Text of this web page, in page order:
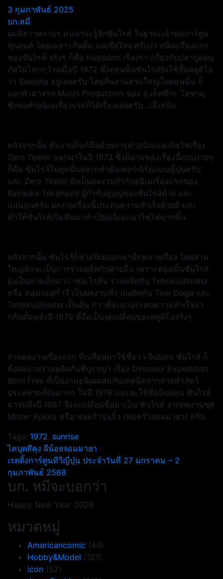
3 กุมภาพันธ์ 2025
บก.หมี
ผมคิดว่าหลายๆ คนน่าจะรู้จักซันไรส์ ในฐานะเจ้าพ่อการ์ตูน
หุ่นยนต์ โดยเฉพาะกันดั้ม แต่เชื่อไหมครับว่า อนิเมเรื่องแรก
ของซันไรส์ จริงๆ ก็คือ Hazedon เรื่องราวเกี่ยวกับปลาบู่ผจญ
ภัยในโลกกว้างเมื่อปี 1972 ซึ่งตอนนั้นซันไรส์ยังใช้ชื่อสตูดิโอ
ว่า Soeisha อยู่เลยครับ โดยทีมงานส่วนใหญ่ในตอนนั้น ก็
แยกตัวมาจาก Mushi Production ของ อ.เท็ตซึกะ โอซามุ
ซึ่งพอทำอนิเมเรื่องแรกก็ได้เรื่องเลยครับ…เจ๊งสนิท
หลังจากนั้น ทีมงานก็แก้มือด้วยการทำอนิเมแนวไซไฟเรื่อง
Zero Tester ออกมาในปี 1973 ซึ่งนิยามของเรื่องนี้แบบง่ายๆ
ก็คือ ซันไรส์ในยุคนั้นอยากทำธันเดอร์เบิร์ดแบบญี่ปุ่นครับ
และ Zero Tester ยังเป็นผลงานกำกับอนิเมเรื่องแรกของ
Ryosuke Takahashi ผู้กำกับคู่บุญของซันไรส์ด้วย และ
แน่นอนครับ ผลงานเรื่องนี้ประสบความสำเร็จด้วยดี และ
ทำให้ซันไรส์เริ่มหันมาทำเป็นอนิเมแนวไซไฟมากขึ้น
หลังจากนั้น ซันไรส์ก็ทำอนิเมออกมาอีกหลายเรื่อง โดยส่วน
ใหญ่มักจะเป็นการร่วมผลิตกับค่ายอื่น เพราะตอนนั้นซันไรส์
ยังเป็นค่ายเล็กมาก เช่น ไรดีน ร่วมผลิตกับ Tohokushinsha
หรือ คอมแบตร้าวี เป็นผลงานที่ร่วมผลิตกับ Toei Doga และ
Tohokushinsha เป็นต้น กว่าที่จะมาประสบความสำเร็จจา
กกันดั้มหลังปี 1979 ที่ถือเป็นจุดเปลี่ยนของสตูดิโอจริงๆ
ส่วนผลงานเรื่องแรก ที่เปลี่ยนมาใช้ชื่อว่า นิปปอน ซันไรส์ ก็
คือผลงานร่วมผลิตกับซึบุราญ่า เรื่อง Dinosaur Expedition
Born Free ที่เป็นงานอนิเมผสมกับเทคนิคการถ่ายทำสัตว์
ประหลาดที่ดังมากๆ ในปี 1976 และจะใช้ชื่อนิปปอน ซันไรส์
มาจนถึงปี 1987 จึงจะเปลี่ยนชื่อมาเป็น ซันไรส์ จากผลงานชุด
Mister Ajikko หรือ พ่อครัวรุ่นจิ๋ว (พ่อครัวจอมมายา) ครับ
Tags: 1972, sunrise
แนะแนว
เรื่อง
ไคบุตสึคุง ผีน้อยจอมมายา
เรตติ้งการ์ตูนทีวีญี่ปุ่น ประจำวันที่ 27 มกราคม – 2
กุมภาพันธ์ 2568
บก. หมีจะบอกว่า
Happy New Year 2026
หมวดหมู่
Americancomic (44)
Hobby&Model (121)
icon (52)